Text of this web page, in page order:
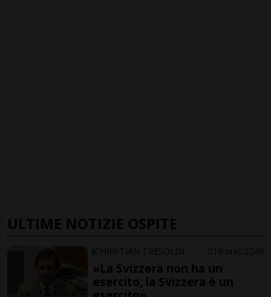
ULTIME NOTIZIE OSPITE
CHRISTIAN TRESOLDI 19 ore 2 49
«La Svizzera non ha un
esercito, la Svizzera è un